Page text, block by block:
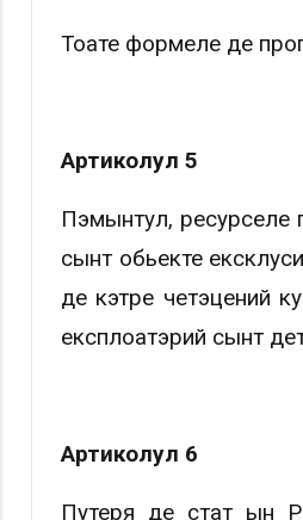
Тоате формеле де
Артиколул 5
Пэмынтул, ресурселе
сынт обьекте
де кэтре четэцений
експлоатэрий сынт
Артиколул 6
Путеря де стат ын